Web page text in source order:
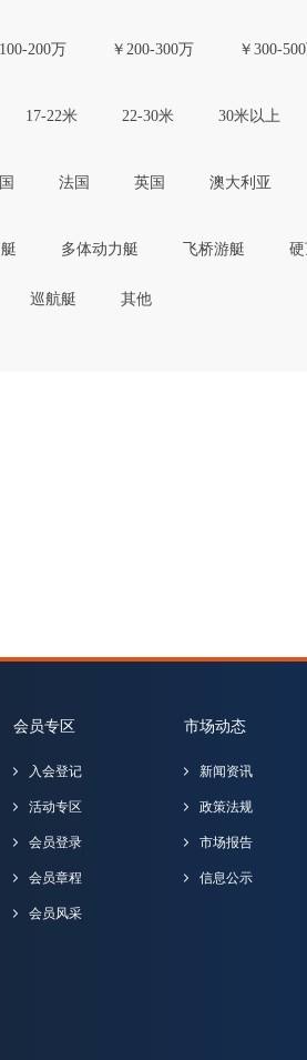
200万 ￥200-300万 ￥300-
17-22米 22-30米 30米以上
法国 英国 澳大利亚
多体动力艇 飞桥游艇
巡航艇 其他
会员专区
入会登记
活动专区
会员登录
会员章程
会员风采
市场动态
新闻资讯
政策法规
市场报告
信息公示